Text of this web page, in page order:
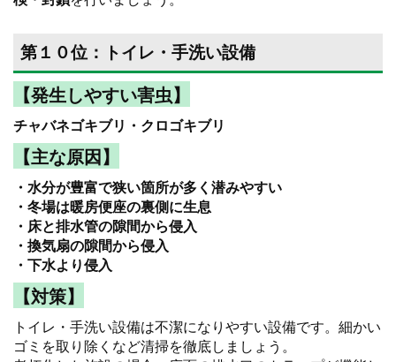
第１０位：トイレ・手洗い設備
【発生しやすい害虫】
チャバネゴキブリ・クロゴキブリ
【主な原因】
・水分が豊富で狭い箇所が多く潜みやすい
・冬場は暖房便座の裏側に生息
・床と排水管の隙間から侵入
・換気扇の隙間から侵入
・下水より侵入
【対策】
トイレ・手洗い設備は不潔になりやすい設備です。細かい
ゴミを取り除くなど清掃を徹底しましょう。